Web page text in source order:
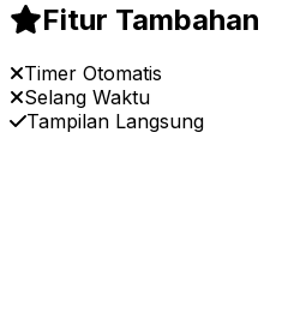
Fitur Tambahan
Timer Otomatis
Selang Waktu
Tampilan Langsung